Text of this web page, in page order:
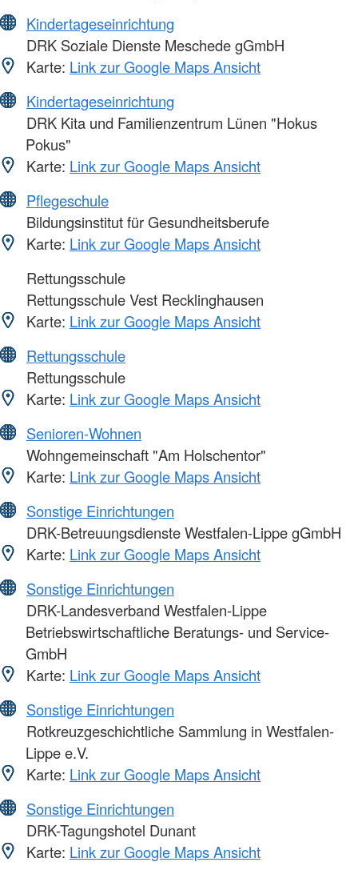
Kindertageseinrichtung
DRK Soziale Dienste Meschede gGmbH
Karte: Link zur Google Maps Ansicht
Kindertageseinrichtung
DRK Kita und Familienzentrum Lünen "Hokus
Pokus"
Karte: Link zur Google Maps Ansicht
Pflegeschule
Bildungsinstitut für Gesundheitsberufe
Karte: Link zur Google Maps Ansicht
Rettungsschule
Rettungsschule Vest Recklinghausen
Karte: Link zur Google Maps Ansicht
Rettungsschule
Rettungsschule
Karte: Link zur Google Maps Ansicht
Senioren-Wohnen
Wohngemeinschaft "Am Holschentor"
Karte: Link zur Google Maps Ansicht
Sonstige Einrichtungen
DRK-Betreuungsdienste Westfalen-Lippe gGmbH
Karte: Link zur Google Maps Ansicht
Sonstige Einrichtungen
DRK-Landesverband Westfalen-Lippe
Betriebswirtschaftliche Beratungs- und Service-
GmbH
Karte: Link zur Google Maps Ansicht
Sonstige Einrichtungen
Rotkreuzgeschichtliche Sammlung in Westfalen-
Lippe e.V.
Karte: Link zur Google Maps Ansicht
Sonstige Einrichtungen
DRK-Tagungshotel Dunant
Karte: Link zur Google Maps Ansicht